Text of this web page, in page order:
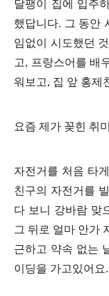
달팽이 집에 입주
했답니다. 그 동안
임없이 시도했던
고, 프랑스어를 배
워보고, 집 앞 홍제
요즘 제가 꽂힌 취
자전거를 처음 타
친구의 자전거를
다 보니 강바람 맞
그 뒤로 얼마 안가
근하고 약속 없는
이딩을 가고있어요.